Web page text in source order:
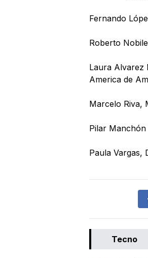
Fernando
Roberto
Laura Alvarez
America de
Marcelo Riva,
Pilar
Paula Vargas,
Tecno